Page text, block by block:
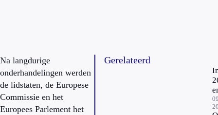
Na langdurige
onderhandelingen werden
de lidstaten, de Europese
Commissie en het
Europees Parlement het
Gerelateerd